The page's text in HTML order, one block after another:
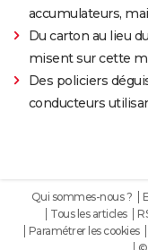
accumulateurs,
Du carton au lieu
misent sur cette
Des policiers
conducteurs
Qui sommes-nous ?
Tous les articles
Paramétrer les cookies